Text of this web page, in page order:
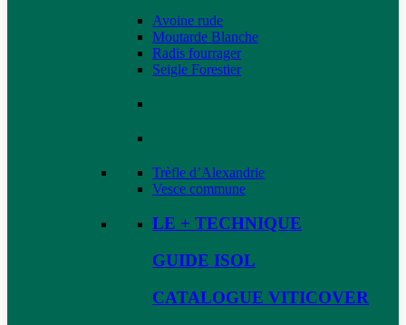
Avoine rude
Moutarde Blanche
Radis fourrager
Seigle Forestier
Trèfle d’Alexandrie
Vesce commune
LE + TECHNIQUE
GUIDE ISOL
CATALOGUE VITICOVER